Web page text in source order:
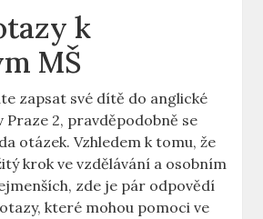
k
MŠ
zapsat své dítě do anglické
Praze 2, pravděpodobně se
otázek. Vzhledem k tomu, že
krok ve vzdělávání a osobním
zde je pár odpovědí
které mohou pomoci ve